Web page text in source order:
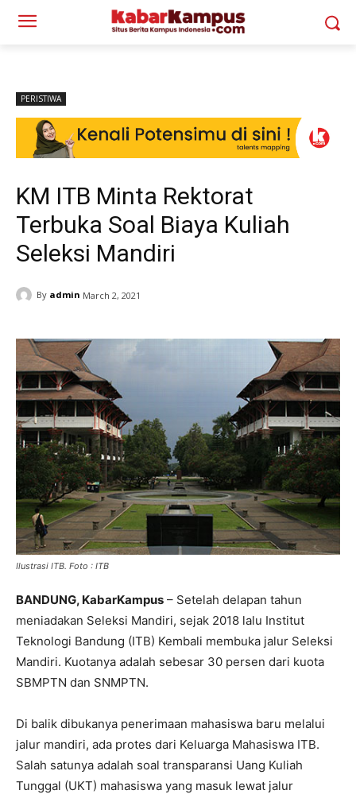
PERISTIWA
KM ITB Minta Rektorat
Terbuka Soal Biaya Kuliah
Seleksi Mandiri
By admin March 2, 2021
Ilustrasi ITB. Foto : ITB
BANDUNG, KabarKampus – Setelah delapan tahun
meniadakan Seleksi Mandiri, sejak 2018 lalu Institut
Teknologi Bandung (ITB) Kembali membuka jalur Seleksi
Mandiri. Kuotanya adalah sebesar 30 persen dari kuota
SBMPTN dan SNMPTN.
Di balik dibukanya penerimaan mahasiswa baru melalui
jalur mandiri, ada protes dari Keluarga Mahasiswa ITB.
Salah satunya adalah soal transparansi Uang Kuliah
Tunggal (UKT) mahasiswa yang masuk lewat jalur